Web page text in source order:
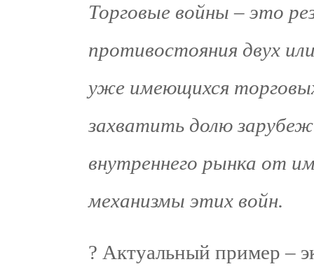
Торговые войны – это
противостояния двух
уже имеющихся
захватить долю
внутреннего рынка от
механизмы этих войн.
? Актуальный пример –